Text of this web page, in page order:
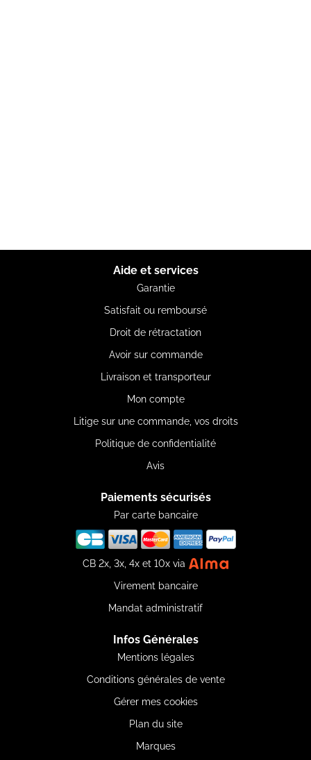
Aide et services
Garantie
Satisfait ou remboursé
Droit de rétractation
Avoir sur commande
Livraison et transporteur
Mon compte
Litige sur une commande, vos droits
Politique de confidentialité
Avis
Paiements sécurisés
Par carte bancaire
CB 2x, 3x, 4x et 10x via
Virement bancaire
Mandat administratif
Infos Générales
Mentions légales
Conditions générales de vente
Gérer mes cookies
Plan du site
Marques